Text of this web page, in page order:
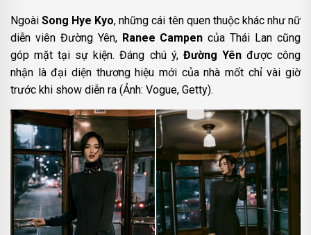
NgoàiSong Hye Kyo, những cái tên quen thuộc khác như nữ
diễn viên Đường Yên, Ranee Campen của Thái Lan cũng
góp mặt tại sự kiện. Đáng chú ý, Đường Yênđược công
nhận là đại diện thương hiệu mới của nhà mốt chỉ vài giờ
trước khi show diễn ra (Ảnh: Vogue, Getty).